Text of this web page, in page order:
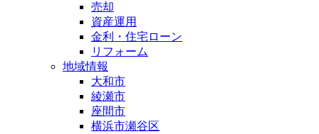
売却
資産運用
金利・住宅ローン
リフォーム
地域情報
大和市
綾瀬市
座間市
横浜市瀬谷区